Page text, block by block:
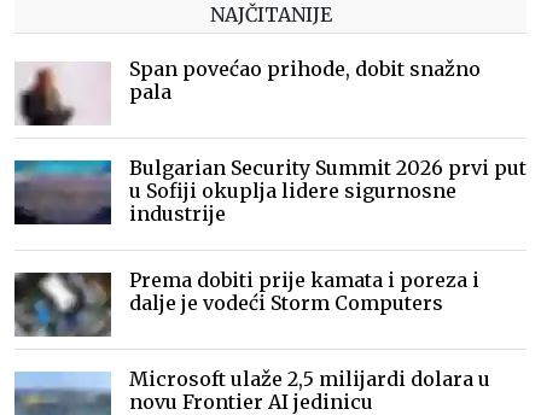
NAJČITANIJE
Span povećao prihode, dobit snažno
pala
Bulgarian Security Summit 2026 prvi put
u Sofiji okuplja lidere sigurnosne
industrije
Prema dobiti prije kamata i poreza i
dalje je vodeći Storm Computers
Microsoft ulaže 2,5 milijardi dolara u
novu Frontier AI jedinicu